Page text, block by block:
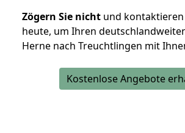
Zögern Sie nicht und kontaktieren
heute, um Ihren
Herne nach Treuchtlingen mit
Kostenlose Angebote